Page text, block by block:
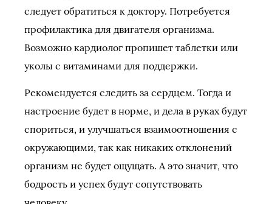
следует обратиться к доктору. Потребуется
профилактика для двигателя организма.
Возможно кардиолог пропишет таблетки или
уколы с витаминами для поддержки.
Рекомендуется следить за сердцем. Тогда и
настроение будет в норме, и дела в руках будут
спориться, и улучшаться взаимоотношения с
окружающими, так как никаких отклонений
организм не будет ощущать. А это значит, что
бодрость и успех будут сопутствовать